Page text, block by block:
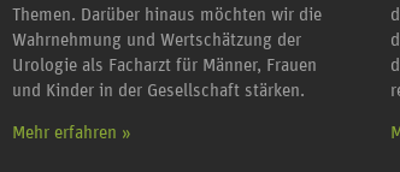
Themen. Darüber hinaus möchten wir die
Wahrnehmung und Wertschätzung der
Urologie als Facharzt für Männer, Frauen
und Kinder in der Gesellschaft stärken.
Mehr erfahren »